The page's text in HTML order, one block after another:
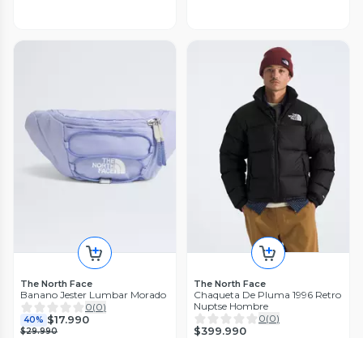
The North Face
Banano Jester Lumbar Morado
0(0)
40% $17.990
$29.990
The North Face
Chaqueta De Pluma 1996 Retro
Nuptse Hombre
0(0)
$399.990